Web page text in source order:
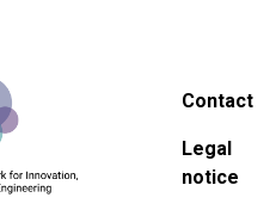
Contact
Legal
notice